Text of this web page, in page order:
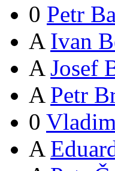
0 Petr
A Ivan
A Josef
A Petr
0
A